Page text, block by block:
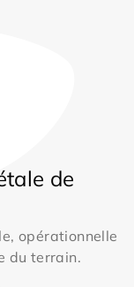
de
opérationnelle
du terrain.